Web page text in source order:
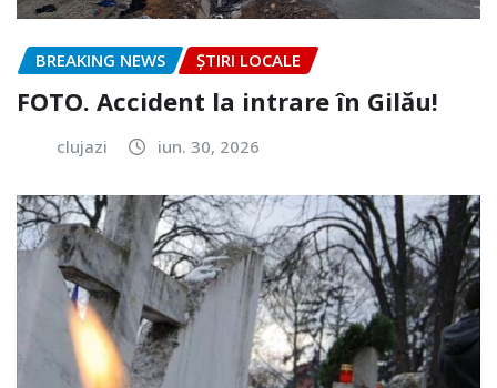
BREAKING NEWS ȘTIRI LOCALE
FOTO. Accident la intrare în Gilău!
clujazi iun. 30, 2026